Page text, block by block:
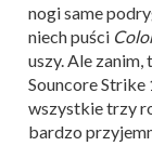
nogi same
niech puści
uszy. Ale
Souncore Strike
wszystkie trzy
bardzo